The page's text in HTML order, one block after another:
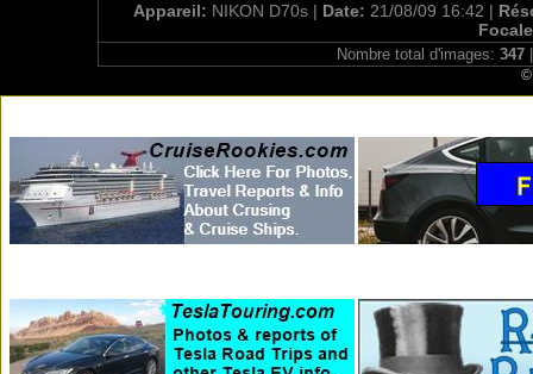
Appareil: NIKON D70s | Date: 21/08/09 16:42 |
Nombre total d'images: 347|
©